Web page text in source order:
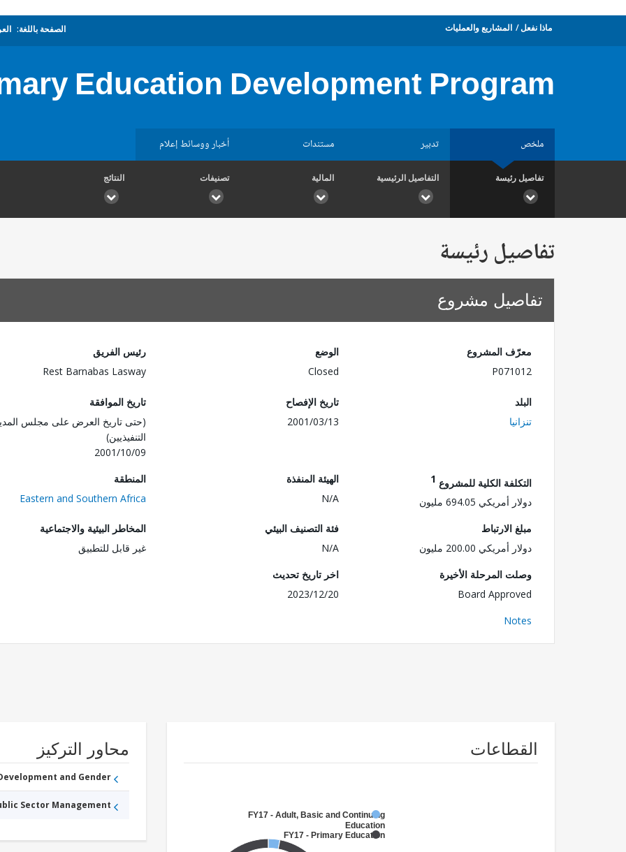
ماذا نفعل المشاريع والعمليات الصفحة باللغة:
Education Development Program
ملخص تدبير مستندات أخبار ووسائط إعلام
تفاصيل رئيسة التفاصيل الرئيسية المالية تصنيفات النتائج
تفاصيل رئيسة
تفاصيل مشروع
معرّف المشروع
P071012
الوضع
Closed
رئيس الفريق
Rest Barnabas Lasway
البلد
تنزانيا
تاريخ الإفصاح
2001/03/13
تاريخ الموافقة
(حتى تاريخ العرض على مجلس
التنفيذيين)
2001/10/09
التكلفة الكلية للمشروع 1
دولار أمريكي 694.05 مليون
الهيئة المنفذة
N/A
المنطقة
Eastern and Southern Africa
مبلغ الارتباط
دولار أمريكي 200.00 مليون
فئة التصنيف البيئي
N/A
المخاطر البيئية والاجتماعية
غير قابل للتطبيق
وصلت المرحلة الأخيرة
Board Approved
اخر تاريخ تحديث
2023/12/20
Notes
القطاعات
FY17 - Adult, Basic and Continuing
Education
FY17 - Primary Education
محاور التركيز
and Gender
Sector Management